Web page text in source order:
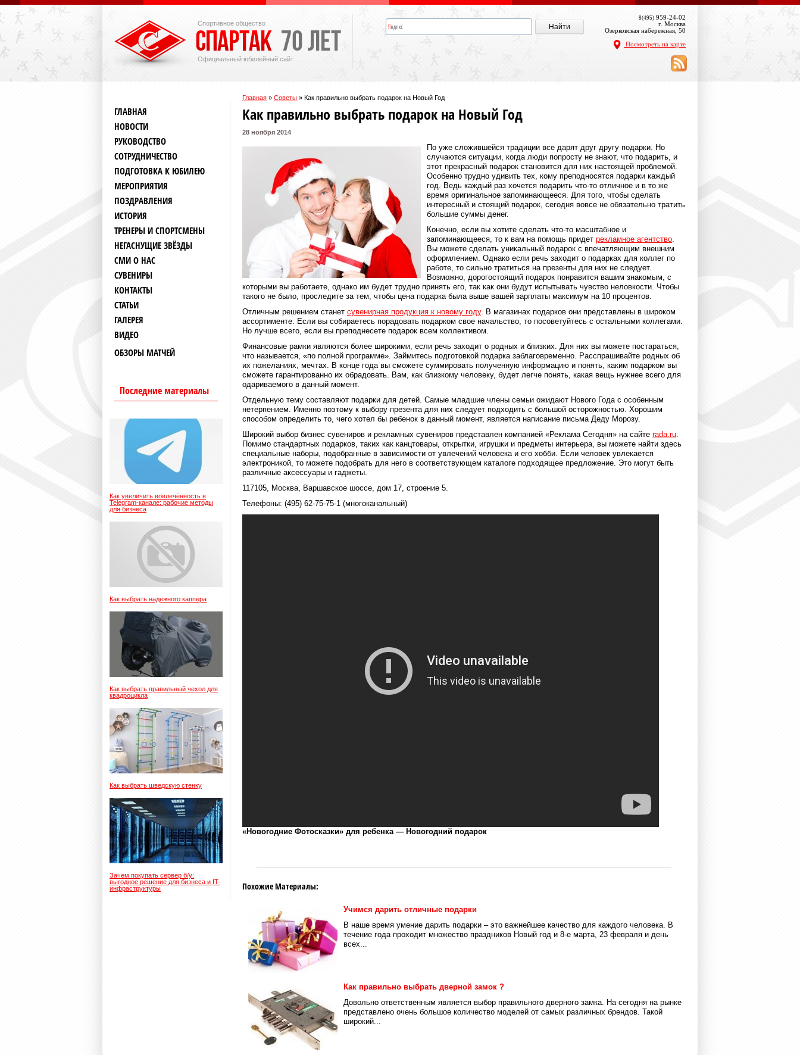
Спортивное общество
Официальный юбилейный сайт
8(495) 959-24-02
г. Москва
Озерковская набережная, 50
Посмотреть на карте
Главная » Советы » Как правильно выбрать подарок на Новый Год
ГЛАВНАЯ
НОВОСТИ
РУКОВОДСТВО
СОТРУДНИЧЕСТВО
ПОДГОТОВКА К ЮБИЛЕЮ
МЕРОПРИЯТИЯ
ПОЗДРАВЛЕНИЯ
ИСТОРИЯ
ТРЕНЕРЫ И СПОРТСМЕНЫ
НЕГАСНУЩИЕ ЗВЁЗДЫ
СМИ О НАС
СУВЕНИРЫ
КОНТАКТЫ
СТАТЬИ
ГАЛЕРЕЯ
ВИДЕО
ОБЗОРЫ МАТЧЕЙ
Последние материалы
Как увеличить вовлечённость в
Telegram-канале: рабочие методы
для бизнеса
Как выбрать надежного каппера
Как выбрать правильный чехол для
квадроцикла
Как выбрать шведскую стенку
Зачем покупать сервер б/у:
выгодное решение для бизнеса и IT-
инфраструктуры
Как правильно выбрать подарок на Новый Год
28 ноября 2014
По уже сложившейся традиции все дарят друг другу подарки. Но
случаются ситуации, когда люди попросту не знают, что подарить, и
этот прекрасный подарок становится для них настоящей проблемой.
Особенно трудно удивить тех, кому преподносятся подарки каждый
год. Ведь каждый раз хочется подарить что-то отличное и в то же
время оригинальное запоминающееся. Для того, чтобы сделать
интересный и стоящий подарок, сегодня вовсе не обязательно тратить
большие суммы денег.
Конечно, если вы хотите сделать что-то масштабное и
запоминающееся, то к вам на помощь придет рекламное агентство.
Вы можете сделать уникальный подарок с впечатляющим внешним
оформлением. Однако если речь заходит о подарках для коллег по
работе, то сильно тратиться на презенты для них не следует.
Возможно, дорогостоящий подарок понравится вашим знакомым, с
которыми вы работаете, однако им будет трудно принять его, так как они будут испытывать чувство неловкости. Чтобы
такого не было, проследите за тем, чтобы цена подарка была выше вашей зарплаты максимум на 10 процентов.
Отличным решением станет сувенирная продукция к новому году. В магазинах подарков они представлены в широком
ассортименте. Если вы собираетесь порадовать подарком свое начальство, то посоветуйтесь с остальными коллегами.
Но лучше всего, если вы преподнесете подарок всем коллективом.
Финансовые рамки являются более широкими, если речь заходит о родных и близких. Для них вы можете постараться,
что называется, «по полной программе». Займитесь подготовкой подарка заблаговременно. Расспрашивайте родных об
их пожеланиях, мечтах. В конце года вы сможете суммировать полученную информацию и понять, каким подарком вы
сможете гарантированно их обрадовать. Вам, как близкому человеку, будет легче понять, какая вещь нужнее всего для
одариваемого в данный момент.
Отдельную тему составляют подарки для детей. Самые младшие члены семьи ожидают Нового Года с особенным
нетерпением. Именно поэтому к выбору презента для них следует подходить с большой осторожностью. Хорошим
способом определить то, чего хотел бы ребенок в данный момент, является написание письма Деду Морозу.
Широкий выбор бизнес сувениров и рекламных сувениров представлен компанией «Реклама Сегодня» на сайте rada.ru.
Помимо стандартных подарков, таких как канцтовары, открытки, игрушки и предметы интерьера, вы можете найти здесь
специальные наборы, подобранные в зависимости от увлечений человека и его хобби. Если человек увлекается
электроникой, то можете подобрать для него в соответствующем каталоге подходящее предложение. Это могут быть
различные аксессуары и гаджеты.
117105, Москва, Варшавское шоссе, дом 17, строение 5.
Телефоны: (495) 62-75-75-1 (многоканальный)
«Новогодние Фотосказки» для ребенка — Новогодний подарок
Похожие Материалы:
Учимся дарить отличные подарки
В наше время умение дарить подарки – это важнейшее качество для каждого человека. В
течение года проходит множество праздников Новый год и 8-е марта, 23 февраля и день
всех...
Как правильно выбрать дверной замок ?
Довольно ответственным является выбор правильного дверного замка. На сегодня на рынке
представлено очень большое количество моделей от самых различных брендов. Такой
широкий...